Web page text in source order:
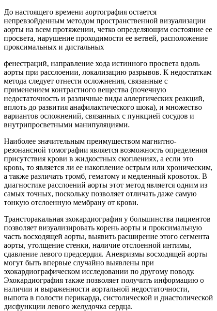
До настоящего времени аортография остается
непревзойденным методом пространственной визуализации
аорты на всем протяжении, четко определяющим состояние ее
просвета, нарушение проходимости ее ветвей, расположение
проксимальных и дистальных
фенестраций, направление хода истинного просвета вдоль
аорты при расслоении, локализацию разрывов. К недостаткам
метода следует отнести осложнения, связанные с
применением контрастного вещества (почечную
недостаточность и различные виды аллергических реакций,
вплоть до развития анафилактического шока), и множество
вариантов осложнений, связанных с пункцией сосудов и
внутрипросветными манипуляциями.
Наиболее значительным преимуществом магнитно-
резонансной томографии является возможность определения
присутствия крови в жидкостных скоплениях, а если это
кровь, то является ли ее накопление острым или хроническим,
а также различать тромб, гематому и медленный кровоток. В
диагностике расслоений аорты этот метод является одним из
самых точных, поскольку позволяет отличать даже самую
тонкую отслоенную мембрану от крови.
Трансторакальная эхокардиография у большинства пациентов
позволяет визуализировать корень аорты и проксимальную
часть восходящей аорты, выявить расширение этого сегмента
аорты, утолщение стенки, наличие отслоенной интимы,
сдавление левого предсердия. Аневризмы восходящей аорты
могут быть впервые случайно выявлены при
эхокардиографическом исследовании по другому поводу.
Эхокардиография также позволяет получить информацию о
наличии и выраженности аортальной недостаточности,
выпота в полости перикарда, систолической и диастолической
дисфункции левого желудочка сердца.